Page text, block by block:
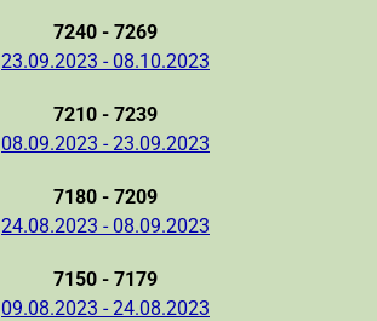
7240 - 7269
23.09.2023 - 08.10.2023
7210 - 7239
08.09.2023 - 23.09.2023
7180 - 7209
24.08.2023 - 08.09.2023
7150 - 7179
09.08.2023 - 24.08.2023